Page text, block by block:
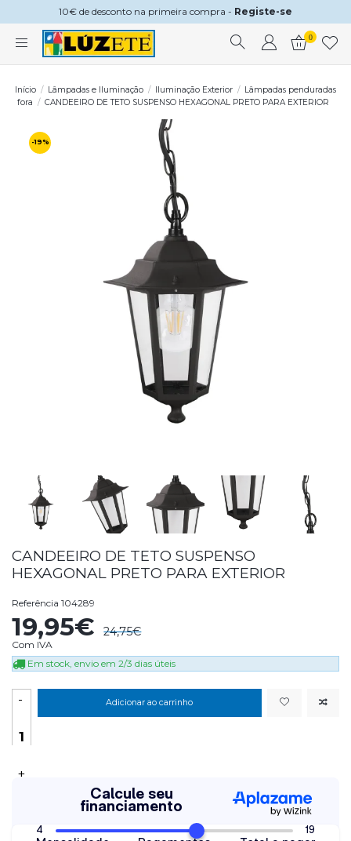
10€ de desconto na primeira compra - Registe-se
0
Início Lâmpadas e Iluminação Iluminação Exterior
Lâmpadas penduradas
fora
CANDEEIRO DE TETO SUSPENSO HEXAGONAL PRETO PARA EXTERIOR
-19%
CANDEEIRO DE TETO SUSPENSO
HEXAGONAL PRETO PARA EXTERIOR
Referência 104289
19,95€ 24,75€
Com IVA
Em stock, envio em 2/3 dias úteis
-
+
Adicionar ao carrinho